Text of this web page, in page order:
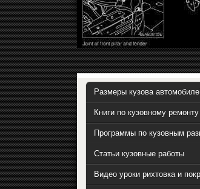
Размеры кузова
Книги по кузовному ремонту
Программы по кузовным
Статьи кузовные работы
Видео уроки рихтовка и